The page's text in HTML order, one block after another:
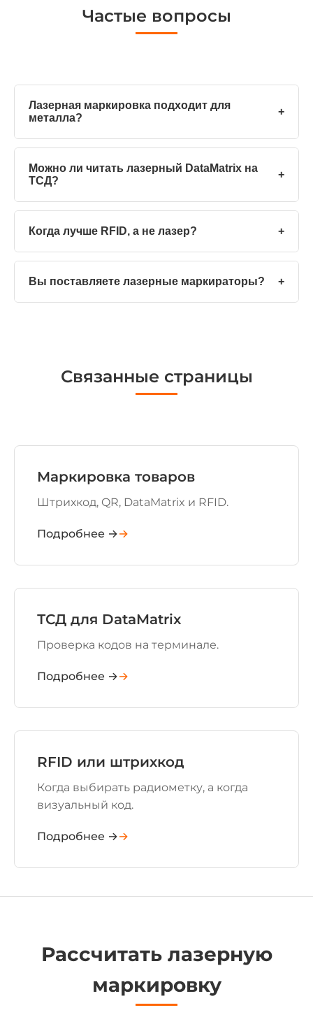
Частые вопросы
Лазерная маркировка подходит для
металла?
+
Можно ли читать лазерный DataMatrix на
ТСД?
+
Когда лучше RFID, а не лазер? +
Вы поставляете лазерные маркираторы? +
Связанные страницы
Маркировка товаров
Штрихкод, QR, DataMatrix и RFID.
Подробнее →
ТСД для DataMatrix
Проверка кодов на терминале.
Подробнее →
RFID или штрихкод
Когда выбирать радиометку, а когда
визуальный код.
Подробнее →
Рассчитать лазерную
маркировку